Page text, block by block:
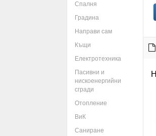
Спалня
Градина
Направи сам
Къщи
Електротехника
Пасивни и
нискоенергийни
сгради
Отопление
ВиК
Саниране